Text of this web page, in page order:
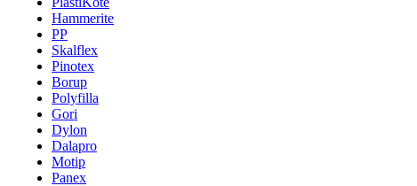
Hammerite
PP
Skalflex
Pinotex
Borup
Polyfilla
Gori
Dylon
Dalapro
Motip
Panex